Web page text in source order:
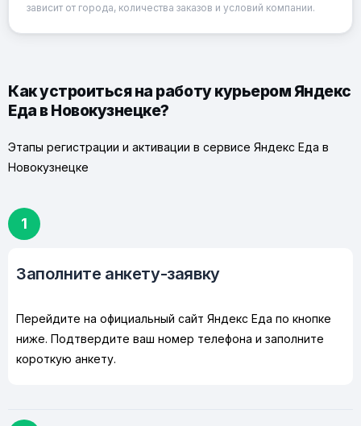
зависит от города, количества заказов и условий компании.
Как устроиться на работу курьером Яндекс
Еда в Новокузнецке?
Этапы регистрации и активации в сервисе Яндекс Еда в
Новокузнецке
1
Заполните анкету-заявку
Перейдите на официальный сайт Яндекс Еда по кнопке
ниже. Подтвердите ваш номер телефона и заполните
короткую анкету.